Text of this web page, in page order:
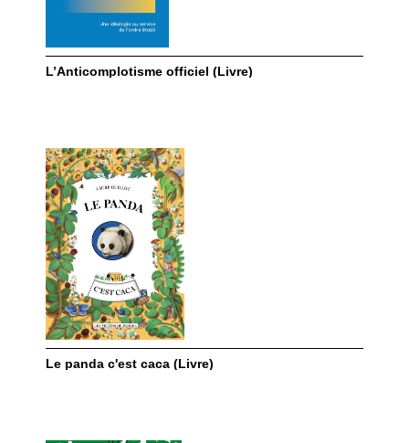
L’Anticomplotisme officiel (Livre)
Le panda c'est caca (Livre)